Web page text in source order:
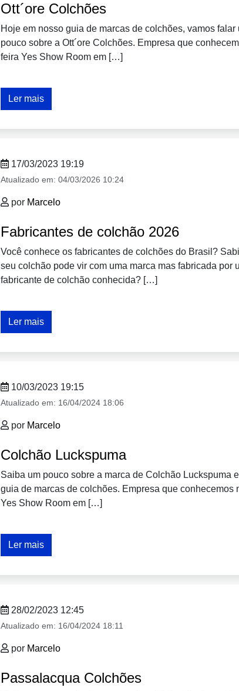
Ott´ore Colchões
Hoje em nosso guia de marcas de colchões, vamos falar
pouco sobre a Ott´ore Colchões. Empresa que
feira Yes Show Room em […]
Ler mais
17/03/2023 19:19
Atualizado em: 04/03/2026 10:24
por Marcelo
Fabricantes de colchão 2026
Você conhece os fabricantes de colchões do Brasil?
seu colchão pode vir com uma marca mas fabricada por
fabricante de colchão conhecida? […]
Ler mais
10/03/2023 19:15
Atualizado em: 16/04/2024 18:06
por Marcelo
Colchão Luckspuma
Saiba um pouco sobre a marca de Colchão Luckspuma
guia de marcas de colchões. Empresa que conhecemos
Yes Show Room em […]
Ler mais
28/02/2023 12:45
Atualizado em: 16/04/2024 18:11
por Marcelo
Passalacqua Colchões